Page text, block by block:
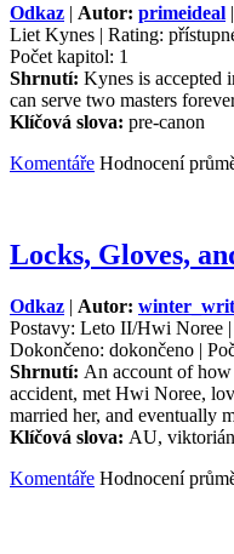
Odkaz | Autor: primeideal |
Liet Kynes | Rating:
Počet kapitol: 1
Shrnutí: Kynes is accepted
can serve two masters
Klíčová slova: pre-canon
Komentáře Hodnocení
Locks, Gloves,
Odkaz | Autor:
Postavy: Leto II/Hwi Noree |
Dokončeno: dokončeno |
Shrnutí: An account of
accident, met Hwi Noree,
married her, and eventually
Klíčová slova: AU,
Komentáře Hodnocení